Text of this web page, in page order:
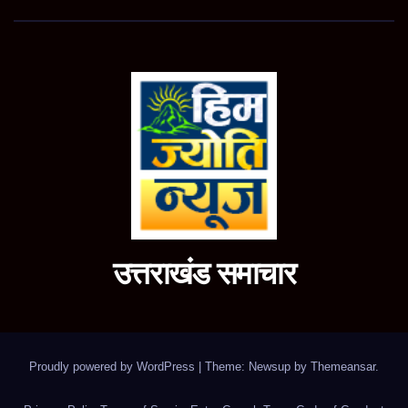
उत्तराखंड समाचार
Proudly powered by WordPress Theme: Newsup by Themeansar.